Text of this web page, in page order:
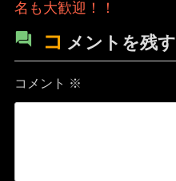
名も大歓迎！！
コ メントを残す
コメント ※